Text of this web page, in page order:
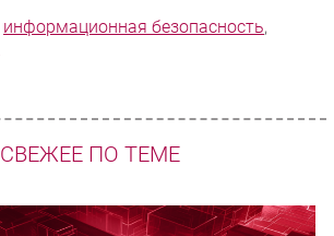
информационная безопасность,
СВЕЖЕЕ ПО ТЕМЕ